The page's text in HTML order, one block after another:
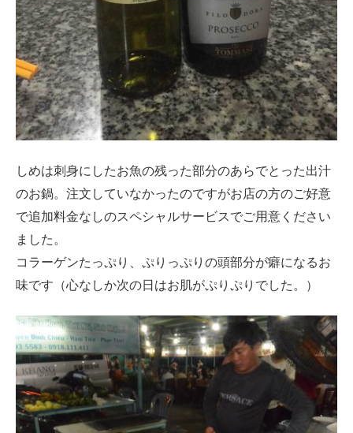
しめは刺身にしたお魚の残った部分のあらでとった出汁
のお鍋。注文していなかったのですがお店の方のご好意
で追加料金なしのスペシャルサービスでご用意ください
ました。
コラーゲンたっぷり、ぷりっぷりの頭部分が癖になるお
味です（心なしか次の日はお肌がぷりぷりでした。）